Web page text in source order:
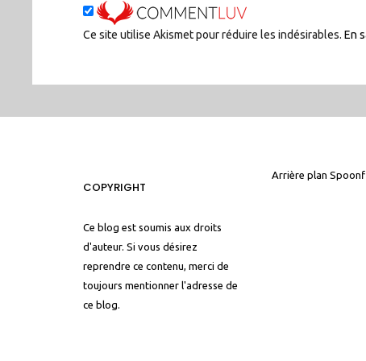
Ce site utilise Akismet pour réduire les indésirables.En
COPYRIGHT
Ce blog est soumis aux droits
d'auteur. Si vous désirez
reprendre ce contenu, merci de
toujours mentionner l'adresse de
ce blog.
Arrière plan